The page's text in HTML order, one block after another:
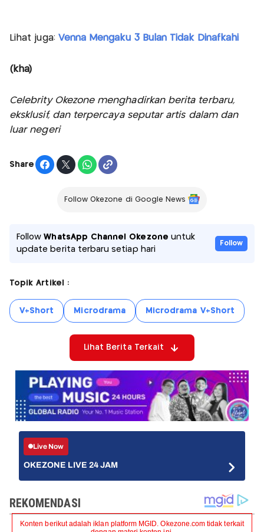
Lihat juga: Venna Mengaku 3 Bulan Tidak Dinafkahi
(kha)
Celebrity Okezone menghadirkan berita terbaru,
eksklusif, dan terpercaya seputar artis dalam dan
luar negeri
Share
Follow Okezone di Google News
FollowWhatsApp Channel Okezone untuk
update berita terbaru setiap hari
Follow
Topik Artikel :
V+Short Microdrama Microdrama V+Short
Lihat Berita Terkait
Live Now
OKEZONE LIVE 24 JAM